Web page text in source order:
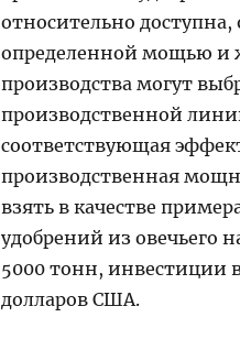
относительно
определенной мощью и
производства могут
производственной
соответствующая
производственная
взять в качестве
удобрений из овечьего
5000 тонн, инвестиции
долларов США.